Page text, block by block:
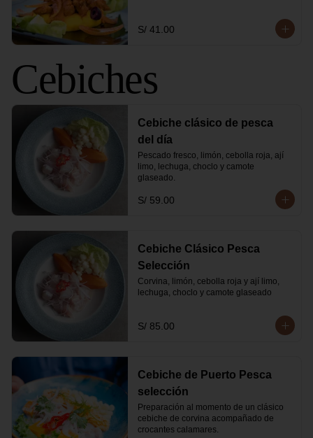
S/ 41.00
Cebiches
Cebiche clásico de pesca
del día
Pescado fresco, limón, cebolla roja, ají
limo, lechuga, choclo y camote
glaseado.
S/ 59.00
Cebiche Clásico Pesca
Selección
Corvina, limón, cebolla roja y ají limo,
lechuga, choclo y camote glaseado
S/ 85.00
Cebiche de Puerto Pesca
selección
Preparación al momento de un clásico
cebiche de corvina acompañado de
crocantes calamares.